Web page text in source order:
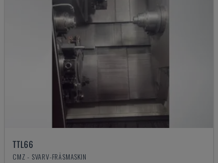
TTL66
CMZ - SVARV-FRÄSMASKIN